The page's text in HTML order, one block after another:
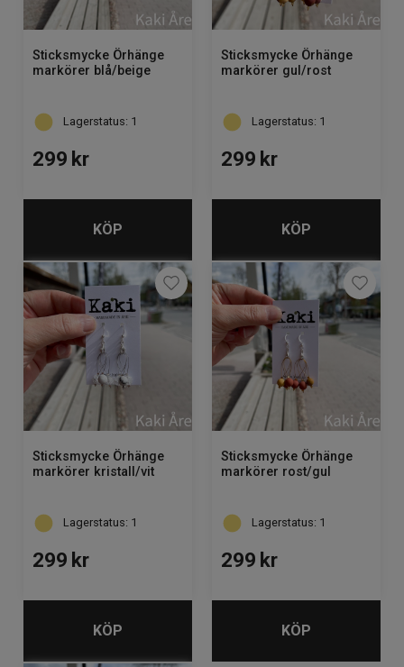
Sticksmycke Örhänge
markörer blå/beige
Lagerstatus: 1
299 kr
KÖP
Sticksmycke Örhänge
markörer gul/rost
Lagerstatus: 1
299 kr
KÖP
Sticksmycke Örhänge
markörer kristall/vit
Lagerstatus: 1
299 kr
KÖP
Sticksmycke Örhänge
markörer rost/gul
Lagerstatus: 1
299 kr
KÖP